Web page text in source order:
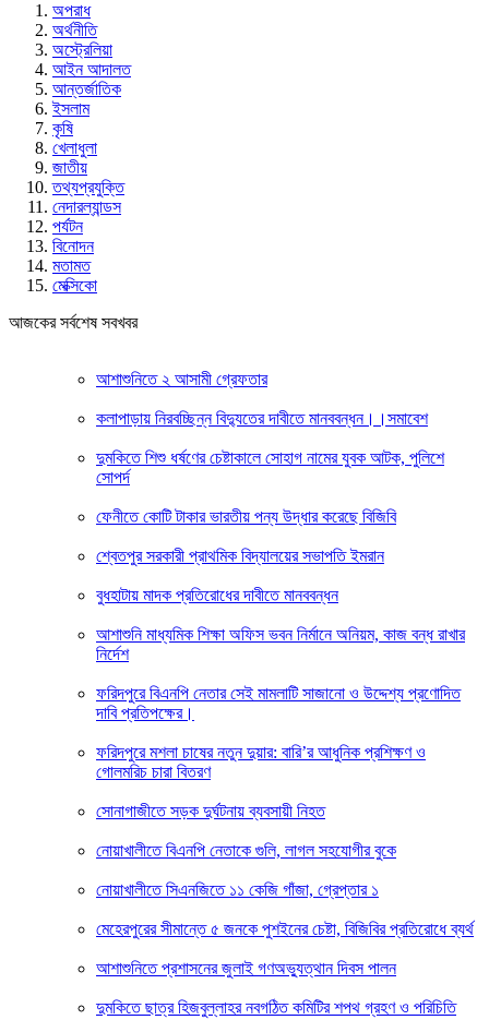
অপরাধ
অর্থনীতি
অস্ট্রেলিয়া
আইন আদালত
আন্তর্জাতিক
ইসলাম
কৃষি
খেলাধুলা
জাতীয়
তথ্যপ্রযুক্তি
নেদারল্যান্ডস
পর্যটন
বিনোদন
মতামত
মেক্সিকো
আজকের সর্বশেষ সবখবর
আশাশুনিতে ২ আসামী গ্রেফতার
কলাপাড়ায় নিরবচ্ছিন্ন বিদ্যুতের দাবীতে মানববন্ধন।।সমাবেশ
দুমকিতে শিশু ধর্ষণের চেষ্টাকালে সোহাগ নামের যুবক আটক, পুলিশে
সোপর্দ
ফেনীতে কোটি টাকার ভারতীয় পন্য উদ্ধার করেছে বিজিবি
শ্বেতপুর সরকারী প্রাথমিক বিদ্যালয়ের সভাপতি ইমরান
বুধহাটায় মাদক প্রতিরোধের দাবীতে মানববন্ধন
আশাশুনি মাধ্যমিক শিক্ষা অফিস ভবন নির্মানে অনিয়ম, কাজ বন্ধ রাখার
নির্দেশ
ফরিদপুরে বিএনপি নেতার সেই মামলাটি সাজানো ও উদ্দেশ্য প্রণোদিত
দাবি প্রতিপক্ষের।
ফরিদপুরে মশলা চাষের নতুন দুয়ার: বারি’র আধুনিক প্রশিক্ষণ ও
গোলমরিচ চারা বিতরণ
সোনাগাজীতে সড়ক দুর্ঘটনায় ব্যবসায়ী নিহত
নোয়াখালীতে বিএনপি নেতাকে গুলি, লাগল সহযোগীর বুকে
নোয়াখালীতে সিএনজিতে ১১ কেজি গাঁজা, গ্রেপ্তার ১
মেহেরপুরের সীমান্তে ৫ জনকে পুশইনের চেষ্টা, বিজিবির প্রতিরোধে ব্যর্থ
আশাশুনিতে প্রশাসনের জুলাই গণঅভ্যুত্থান দিবস পালন
দুমকিতে ছাত্র হিজবুল্লাহর নবগঠিত কমিটির শপথ গ্রহণ ও পরিচিতি